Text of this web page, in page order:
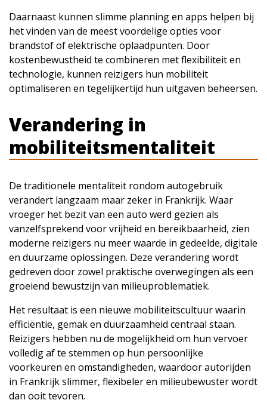
Daarnaast kunnen slimme planning en apps helpen bij
het vinden van de meest voordelige opties voor
brandstof of elektrische oplaadpunten. Door
kostenbewustheid te combineren met flexibiliteit en
technologie, kunnen reizigers hun mobiliteit
optimaliseren en tegelijkertijd hun uitgaven beheersen.
Verandering in
mobiliteitsmentaliteit
De traditionele mentaliteit rondom autogebruik
verandert langzaam maar zeker in Frankrijk. Waar
vroeger het bezit van een auto werd gezien als
vanzelfsprekend voor vrijheid en bereikbaarheid, zien
moderne reizigers nu meer waarde in gedeelde, digitale
en duurzame oplossingen. Deze verandering wordt
gedreven door zowel praktische overwegingen als een
groeiend bewustzijn van milieuproblematiek.
Het resultaat is een nieuwe mobiliteitscultuur waarin
efficiëntie, gemak en duurzaamheid centraal staan.
Reizigers hebben nu de mogelijkheid om hun vervoer
volledig af te stemmen op hun persoonlijke
voorkeuren en omstandigheden, waardoor autorijden
in Frankrijk slimmer, flexibeler en milieubewuster wordt
dan ooit tevoren.